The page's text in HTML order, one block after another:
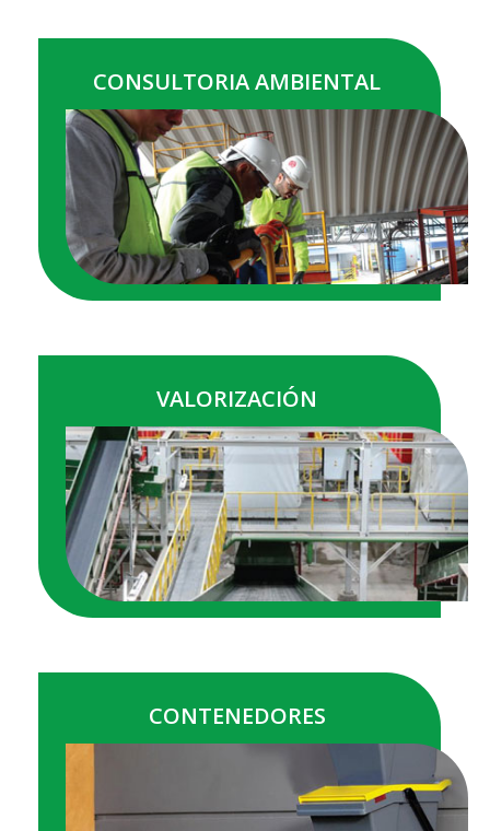
CONSULTORIA AMBIENTAL
VER MÁS
VALORIZACIÓN
VER MÁS
CONTENEDORES